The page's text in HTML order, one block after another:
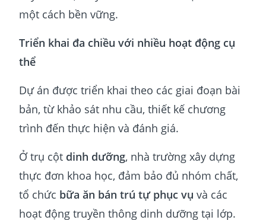
một cách bền vững.
Triển khai đa chiều với nhiều hoạt động cụ
thể
Dự án được triển khai theo các giai đoạn bài
bản, từ khảo sát nhu cầu, thiết kế chương
trình đến thực hiện và đánh giá.
Ở trụ cột dinh dưỡng, nhà trường xây dựng
thực đơn khoa học, đảm bảo đủ nhóm chất,
tổ chức bữa ăn bán trú tự phục vụ và các
hoạt động truyền thông dinh dưỡng tại lớp.